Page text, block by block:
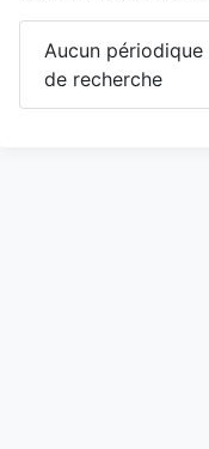
Aucun
de recherche